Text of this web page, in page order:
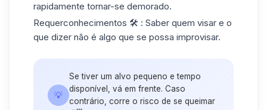
rapidamente tornar-se demorado.
Requerconhecimentos 🛠 : Saber quem visar e o
que dizer não é algo que se possa improvisar.
💡
Se tiver um alvo pequeno e tempo
disponível, vá em frente. Caso
contrário, corre o risco de se queimar